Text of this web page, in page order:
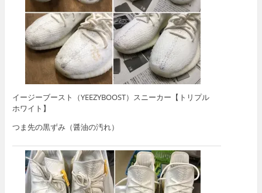
イージーブースト（YEEZYBOOST）スニーカー【トリプル
ホワイト】
つま先の黒ずみ（醤油の汚れ）